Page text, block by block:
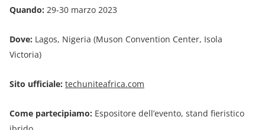
Quando: 29-30 marzo 2023
Dove: Lagos, Nigeria (Muson Convention Center, Isola
Victoria)
Sito ufficiale: techuniteafrica.com
Come partecipiamo: Espositore dell’evento, stand fieristico